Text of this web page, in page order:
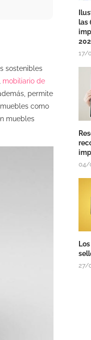
sostenibles
mobiliario de
permite
como
muebles
las
17/
04/
27/